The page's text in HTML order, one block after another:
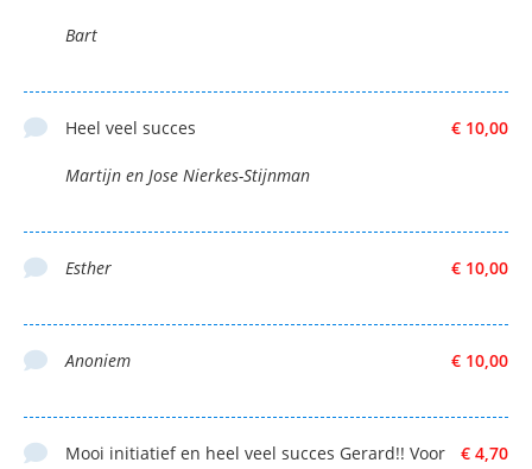
Bart
€ 10,00
Heel veel succes
Martijn en Jose Nierkes-Stijnman
€ 10,00
Esther
€ 10,00
Anoniem
€ 4,70
Mooi initiatief en heel veel succes Gerard!! Voor